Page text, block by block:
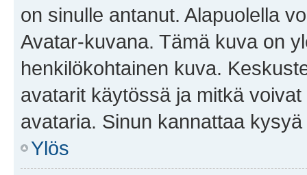
on sinulle antanut. Alapuolella
Avatar-kuvana. Tämä kuva on
henkilökohtainen kuva.
avatarit käytössä ja mitkä
avataria. Sinun kannattaa
Ylös